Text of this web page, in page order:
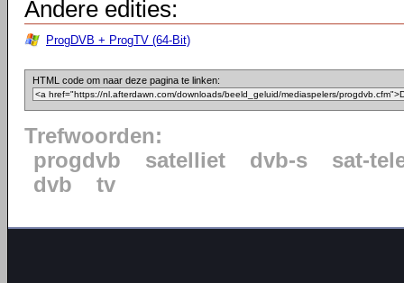
Andere edities:
ProgDVB + ProgTV (64-Bit)
HTML code om naar deze pagina te linken:
Trefwoorden:
progdvb
satelliet dvb-s
sat-
dvb
tv